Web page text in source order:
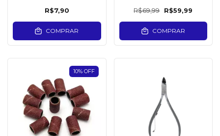
R$7,90
COMPRAR
R$69,99
R$59,99
COMPRAR
10% OFF